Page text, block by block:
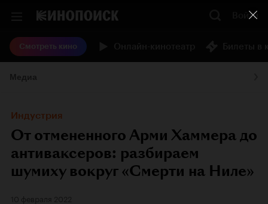
Войти
Смотреть кино
Индустрия
От отмененного Арми Хаммера до
антиваксеров: разбираем
шумиху вокруг «Смерти на Ниле»